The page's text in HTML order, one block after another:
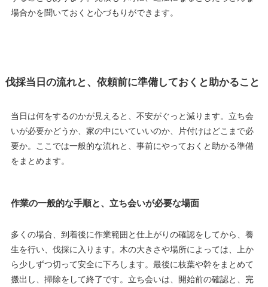
場合かを聞いておくと心づもりができます。
伐採当日の流れと、依頼前に準備しておくと助かること
当日は何をするのかが見えると、不安がぐっと減ります。立ち会
いが必要かどうか、家の中にいていいのか、片付けはどこまで必
要か。ここでは一般的な流れと、事前にやっておくと助かる準備
をまとめます。
作業の一般的な手順と、立ち会いが必要な場面
多くの場合、到着後に作業範囲と仕上がりの確認をしてから、養
生を行い、伐採に入ります。木の大きさや場所によっては、上か
ら少しずつ切って安全に下ろします。最後に枝葉や幹をまとめて
搬出し、掃除をして終了です。立ち会いは、開始前の確認と、完